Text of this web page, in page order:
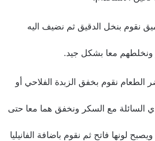
نقوم بنخل الدقيق ثم نضيف اليه
ونخلطهم معا بشكل جيد.
نقوم بخفق الزبدة الفلاحي أو
السائلة مع السكر ونخفق هما معا حتى
لونها فاتح ثم نقوم باضافة الفانيليا